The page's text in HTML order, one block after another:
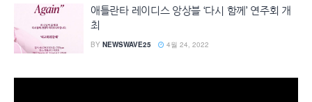
애틀란타 레이디스 앙상블 ‘다시 함께’ 연주회 개
최
BY NEWSWAVE25 4월 24, 2022